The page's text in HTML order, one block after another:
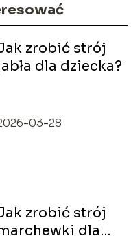
zrobić strój
dla dziecka?
03-28
zrobić strój
dla